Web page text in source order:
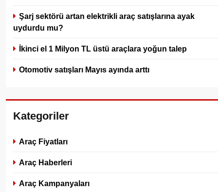
Şarj sektörü artan elektrikli araç satışlarına ayak
uydurdu mu?
İkinci el 1 Milyon TL üstü araçlara yoğun talep
Otomotiv satışları Mayıs ayında arttı
Kategoriler
Araç Fiyatları
Araç Haberleri
Araç Kampanyaları